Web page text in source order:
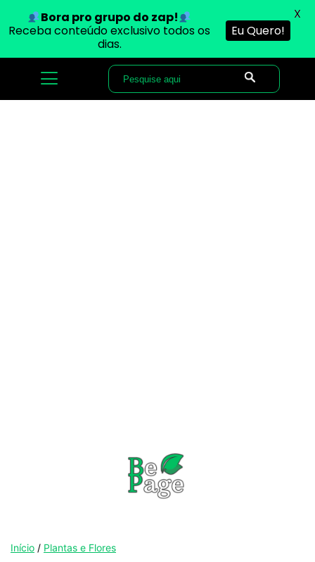
Início / Plantas e Flores
Bora pro grupo do zap!
Receba conteúdo exclusivo todos os
dias.
Eu Quero!
X